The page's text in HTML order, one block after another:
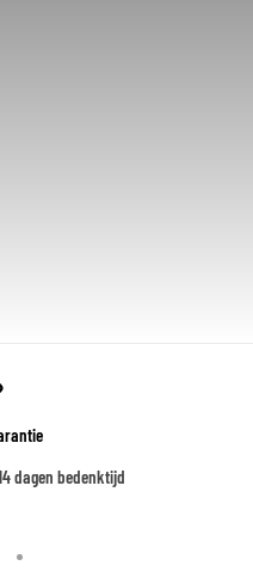
iDEAL & Bancontact
altijd met maximale